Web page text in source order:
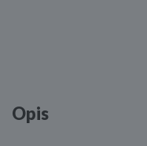
Opis